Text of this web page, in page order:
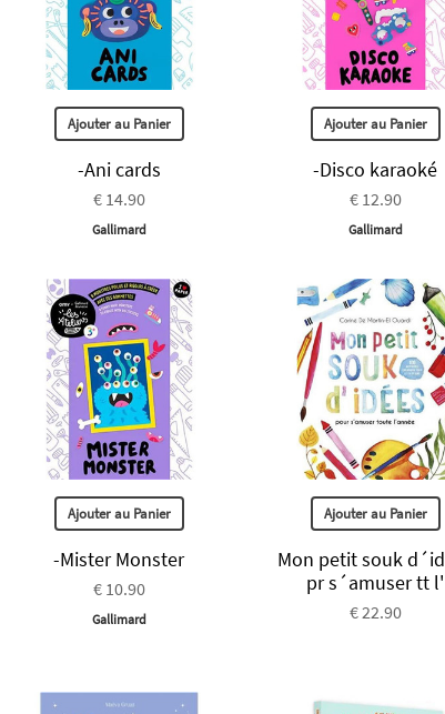
Ajouter au Panier
-Ani cards
€ 14.90
Gallimard
Ajouter au Panier
-Disco karaoké
€ 12.90
Gallimard
Ajouter au Panier
-Mister Monster
€ 10.90
Gallimard
Ajouter au Panier
Mon petit souk
pr s´amuser tt l'
€ 22.90